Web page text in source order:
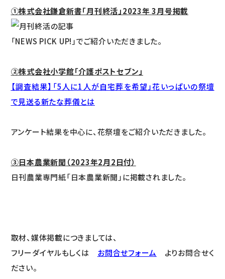
①株式会社鎌倉新書「月刊終活」2023年 3月号掲載
「NEWS PICK UP!」でご紹介いただきました。
②株式会社小学館「介護ポストセブン」
【調査結果】「5人に1人が自宅葬を希望」花いっぱいの祭壇
で見送る新たな葬儀とは
アンケート結果を中心に、花祭壇をご紹介いただきました。
③日本農業新聞 （2023年2月2日付）
日刊農業専門紙「日本農業新聞」に掲載されました。
取材、媒体掲載につきましては、
フリーダイヤルもしくは お問合せフォーム よりお問合せく
ださい。